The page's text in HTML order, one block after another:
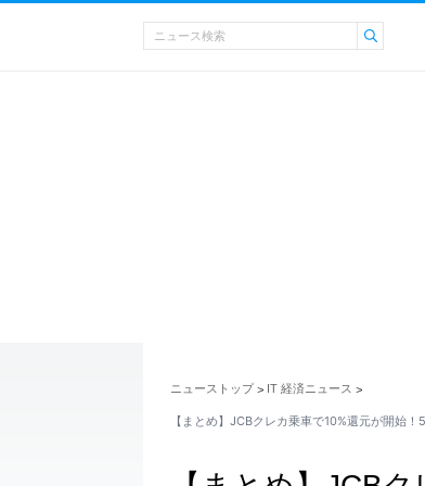
ニューストップ > IT 経済ニュース >
【まとめ】JCBクレカ乗車で10%還元が開始